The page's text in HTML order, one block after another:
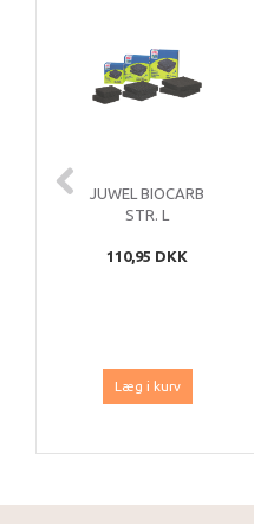
JUWEL BIOCARB
STR. L
110,95 DKK
Læg i kurv